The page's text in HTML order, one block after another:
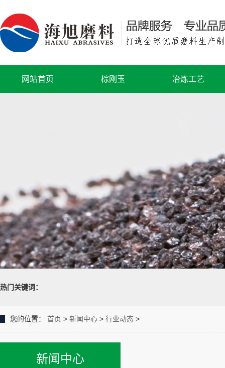
网站首页 棕刚玉 冶炼工艺
热门关键词：
您的位置： 首页 > 新闻中心 > 行业动态 >
新闻中心